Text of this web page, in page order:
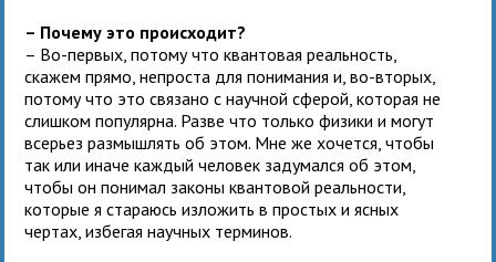
– Почему это происходит?
– Во-первых, потому что квантовая реальность,
скажем прямо, непроста для понимания и, во-вторых,
потому что это связано с научной сферой, которая не
слишком популярна. Разве что только физики и могут
всерьез размышлять об этом. Мне же хочется, чтобы
так или иначе каждый человек задумался об этом,
чтобы он понимал законы квантовой реальности,
которые я стараюсь изложить в простых и ясных
чертах, избегая научных терминов.